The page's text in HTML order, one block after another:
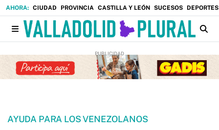
CIUDAD PROVINCIA CASTILLA Y LEÓN SUCESOS DEPORTES
AYUDA PARA LOS VENEZOLANOS